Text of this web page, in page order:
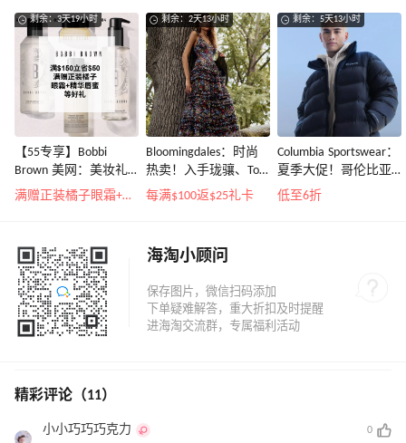
剩余：3天19小时
【55专享】Bobbi
Brown 美网：美妆礼
遇！满$150立省$50
满赠正装橘子眼霜+精华唇蜜等好礼
剩余：2天13小时
Bloomingdales：时尚
热卖！入手珑骧、Tory
Burch、拉夫劳伦等
每满$100返$25礼卡
剩余：5天13小时
Columbia Sportswear：
夏季大促！哥伦比亚
运动热卖
低至6折
海淘小顾问
精彩评论（11）
小小巧巧巧克力
0